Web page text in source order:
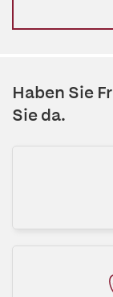
Haben Sie
Sie da.